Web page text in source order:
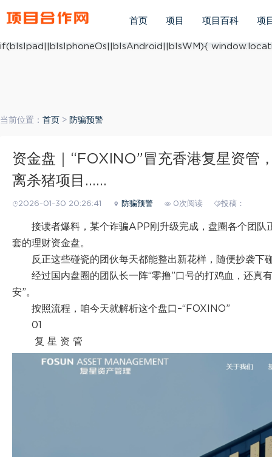
ua.match(/iphone os/i) == "iphone os"; var bIsAndroid =
if(bIsIpad||bIsIphoneOs||bIsAndroid||bIsWM){
首页 项目 项目百科 项
当前位置： 首页 > 防骗预警
资金盘｜“FOXINO”冒充香港复星资管
离杀猪项目……
2026-01-30 20:26:41 防骗预警 0次阅读 投稿：
接读者爆料，某个诈骗APP刚升级完成，盘圈各个团
套的理财资金盘。
反正这些碰瓷的团伙每天都能整出新花样，随便抄袭下
经过国内盘圈的团队长一阵“零撸”口号的打鸡血，还真
安”。
按照流程，咱今天就解析这个盘口–“FOXINO”
01
复 星 资 管